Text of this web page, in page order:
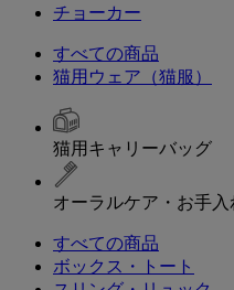
チョーカー
すべての商品
猫用ウェア（猫服）
猫用キャリーバッグ
オーラルケア・お手
すべての商品
ボックス・トート